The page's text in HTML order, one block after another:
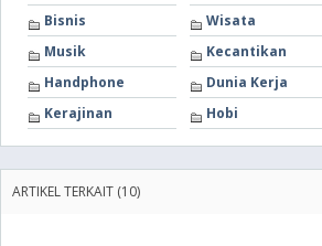
Bisnis
Wisata
Musik
Kecantikan
Handphone
Dunia Kerja
Kerajinan
Hobi
ARTIKEL TERKAIT (10)